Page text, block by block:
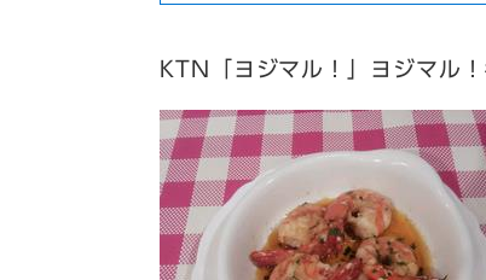
KTN「ヨジマル！」ヨジマル